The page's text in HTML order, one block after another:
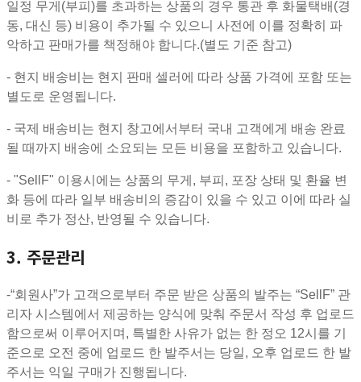
일정 무게(부피)를 초과하는 상품의 경우 통관 후 화물택배(경
동, 대신 등) 비용이 추가될 수 있으니 사전에 이를 정확히 파
악하고 판매가를 책정해야 합니다.(별도 기준 참고)
- 현지 배송비는 현지 판매 셀러에 따라 상품 가격에 포함 또는
별도로 운영됩니다.
- 국제 배송비는 현지 창고에서부터 국내 고객에게 배송 완료
될 때까지 배송에 소요되는 모든 비용을 포함하고 있습니다.
- "SellF" 이용시에는 상품의 무게, 부피, 포장 상태 및 환율 변
화 등에 따라 일부 배송비의 증감이 있을 수 있고 이에 따라 실
비로 추가 정산, 반영될 수 있습니다.
3. 주문관리
-“회원사”가 고객으로부터 주문 받은 상품의 발주는 “SellF” 관
리자 시스템에서 제공하는 양식에 맞춰 주문서 작성 후 업로드
함으로써 이루어지며, 특별한 사유가 없는 한 정오 12시를 기
준으로 오전 중에 업로드 한 발주서는 당일, 오후 업로드 한 발
주서는 익일 구매가 진행됩니다.